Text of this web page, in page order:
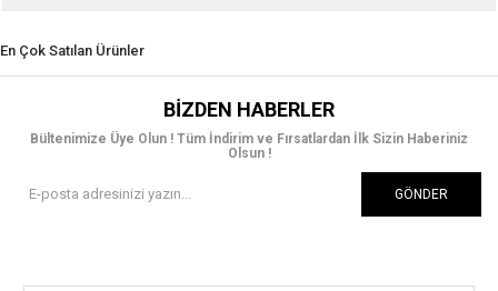
En Çok Satılan Ürünler
BIZDEN HABERLER
Bültenimize Üye Olun ! Tüm İndirim ve Fırsatlardan İlk Sizin Haberiniz
Olsun !
GÖNDER